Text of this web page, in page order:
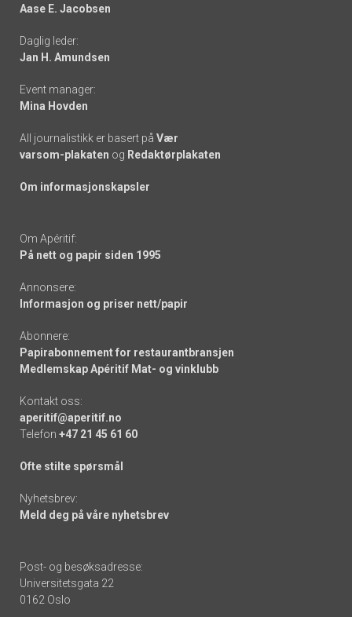
-
links
Aase E. Jacobsen
Daglig leder:
Jan H. Amundsen
Event manager:
Mina Hovden
All journalistikk er basert på Vær
varsom-plakaten og Redaktørplakaten
Om informasjonskapsler
Om Apéritif:
På nett og papir siden 1995
Annonsere:
Informasjon og priser nett/papir
Abonnere:
Papirabonnement for restaurantbransjen
Medlemskap Apéritif Mat- og vinklubb
Kontakt oss:
aperitif@aperitif.no
Telefon +47 21 45 61 60
Ofte stilte spørsmål
Nyhetsbrev:
Meld deg på våre nyhetsbrev
Post- og besøksadresse:
Universitetsgata 22
0162 Oslo